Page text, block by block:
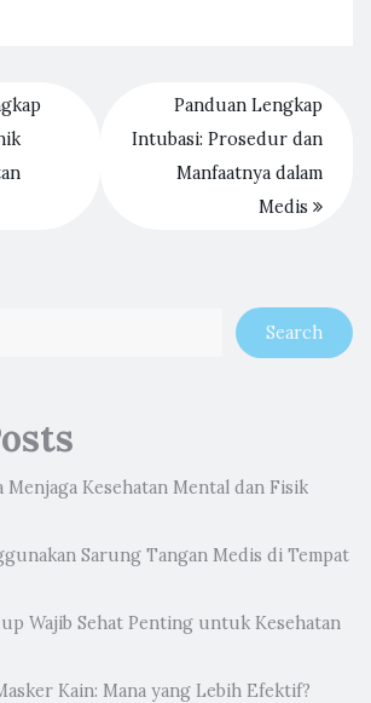
Panduan Lengkap
Intubasi: Prosedur dan
Manfaatnya dalam
Medis
Search
Menjaga Kesehatan Mental dan Fisik
Sarung Tangan Medis di Tempat
Wajib Sehat Penting untuk Kesehatan
Kain: Mana yang Lebih Efektif?